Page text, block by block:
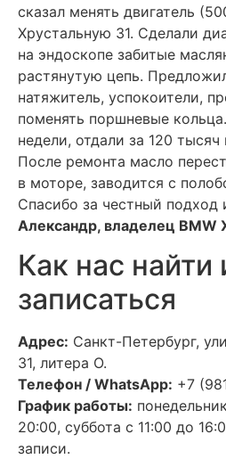
сказал менять двигатель
Хрустальную 31. Сделали
на эндоскопе забитые
растянутую цепь.
натяжитель, успокоители,
поменять поршневые
недели, отдали за 120
После ремонта масло
в моторе, заводится с
Спасибо за честный
Александр, владелец BMW
Как нас найти
записаться
Адрес: Санкт-Петербург,
31, литера О.
Телефон / WhatsApp: +7
График работы:
20:00, суббота с 11:00 до
записи.